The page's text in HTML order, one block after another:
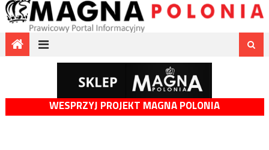
WESPRZYJ PROJEKT MAGNA POLONIA